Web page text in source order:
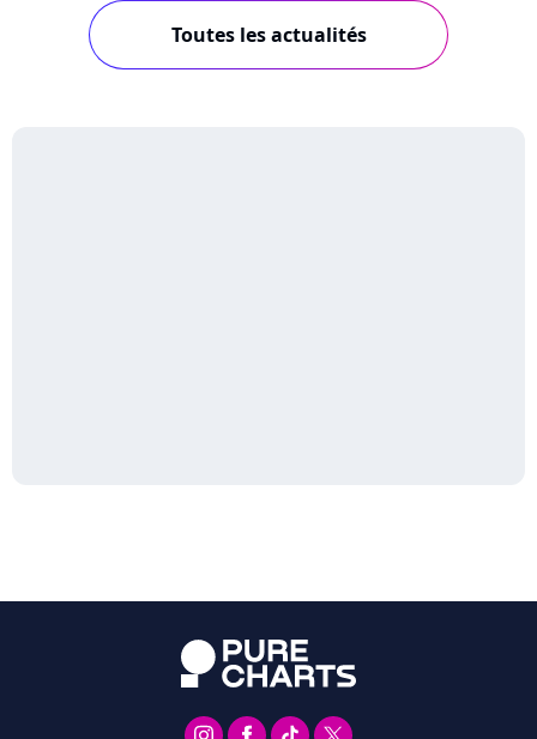
Toutes les actualités